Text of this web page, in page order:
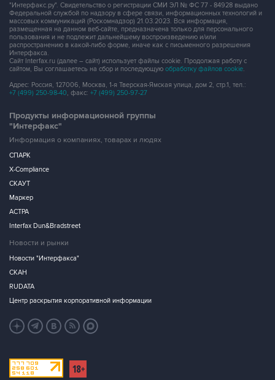
"Интерфакс.ру". Свидетельство о регистрации СМИ ЭЛ № ФС 77 - 84928 выдано
Федеральной службой по надзору в сфере связи, информационных технологий и
массовых коммуникаций (Роскомнадзор) 21.03.2023. Вся информация,
размещенная на данном веб-сайте, предназначена только для персонального
пользования и не подлежит дальнейшему воспроизведению и/или
распространению в какой-либо форме, иначе как с письменного разрешения
Интерфакса.
Сайт Interfax.ru (далее – сайт) использует файлы cookie. Продолжая работу с
сайтом, Вы соглашаетесь на сбор и последующую обработку файлов cookie.
Адрес: Россия, 127006, Москва, 1-я Тверская-Ямская улица, дом 2, стр.1, тел.:
+7 (499) 250-98-40, факс: +7 (499) 250-97-27
Продукты информационной группы
"Интерфакс"
Информация о компаниях, товарах и людях
СПАРК
X-Compliance
СКАУТ
Маркер
АСТРА
Interfax Dun&Bradstreet
Новости и рынки
Новости "Интерфакса"
СКАН
RUDATA
Центр раскрытия корпоративной информации